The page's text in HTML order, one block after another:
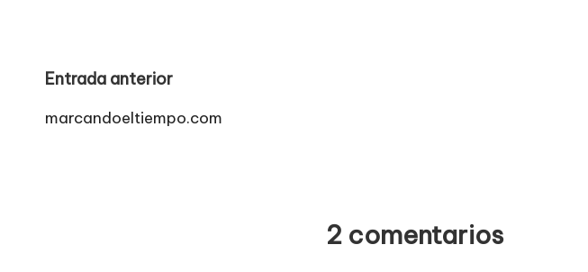
Navegación
de
Entrada anterior
marcandoeltiempo.com
2 comentarios